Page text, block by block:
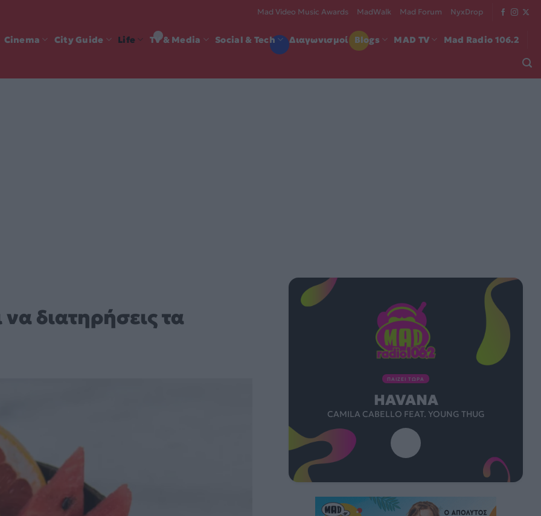
Mad Video Music Awards MadWalk Mad Forum NyxDrop
Cinema City Guide Life TV & Media Social & Tech Διαγωνισμοί Blogs MAD TV Mad Radio 106.2
διατηρήσεις τα
ΠΑΙΖΕΙ ΤΩΡΑ
HAVANA
CAMILA CABELLO FEAT. YOUNG THUG